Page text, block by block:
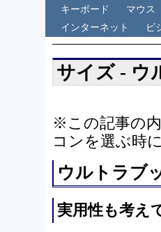
キーボード
マウス
インターネット
ビ
サイズ - ウ
※この記事の
コンを選ぶ時
ウルトラブ
実用性も考え